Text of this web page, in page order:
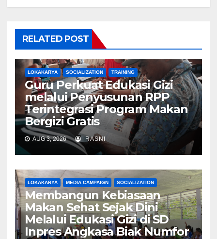
RELATED POST
LOKAKARYA SOCIALIZATION TRAINING
Guru Perkuat Edukasi Gizi
melalui Penyusunan RPP
Terintegrasi Program Makan
Bergizi Gratis
AUG 3, 2026 RASNI
LOKAKARYA MEDIA CAMPAIGN SOCIALIZATION
Membangun Kebiasaan
Makan Sehat Sejak Dini
Melalui Edukasi Gizi di SD
Inpres Angkasa Biak Numfor